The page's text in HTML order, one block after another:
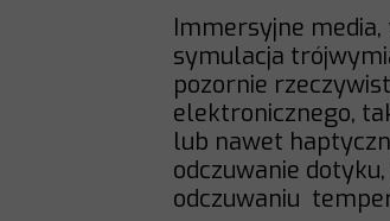
Immersyjne
symulacja
pozornie
elektronicznego,
lub nawet
odczuwanie
odczuwaniu